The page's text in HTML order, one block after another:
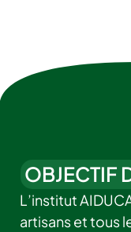
OBJECTIF
L’institut
artisans et tous